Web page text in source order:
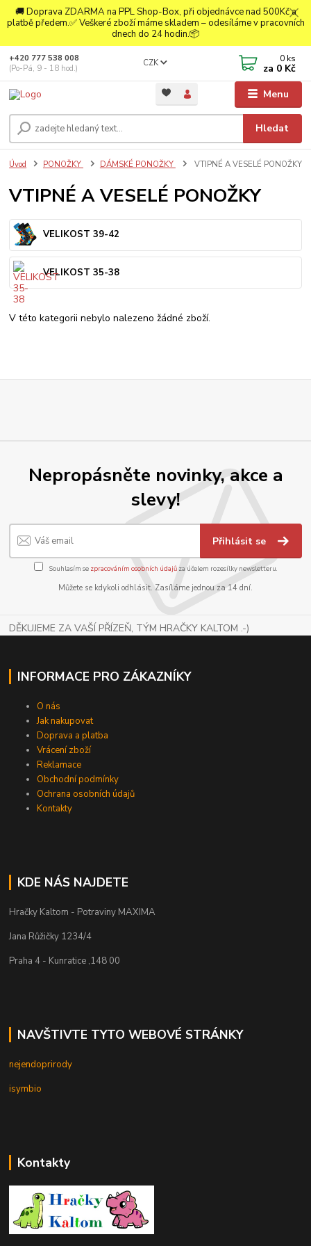
🚚 Doprava ZDARMA na PPL Shop-Box, při objednávce nad 500Kč a
platbě předem.✅ Veškeré zboží máme skladem – odesíláme v pracovních
dnech do 24 hodin.📦
Menu
CZK
Hledat
+420 777 538 008
(Po-Pá, 9 - 18 hod.)
0 ks
za 0 Kč
Úvod PONOŽKY DÁMSKÉ PONOŽKY VTIPNÉ A VESELÉ PONOŽKY
VTIPNÉ A VESELÉ PONOŽKY
VELIKOST 39-42
VELIKOST 35-38
V této kategorii nebylo nalezeno žádné zboží.
Nepropásněte novinky, akce a
slevy!
Přihlásit se
Souhlasím se zpracováním osobních údajůza účelem rozesílky newsletteru.
Můžete se kdykoli odhlásit. Zasíláme jednou za 14 dní.
DĚKUJEME ZA VAŠÍ PŘÍZEŇ, TÝM HRAČKY KALTOM .-)
INFORMACE PRO ZÁKAZNÍKY
O nás
Jak nakupovat
Doprava a platba
Vrácení zboží
Reklamace
Obchodní podmínky
Ochrana osobních údajů
Kontakty
KDE NÁS NAJDETE
Hračky Kaltom - Potraviny MAXIMA
Jana Růžičky 1234/4
Praha 4 - Kunratice ,148 00
NAVŠTIVTE TYTO WEBOVÉ STRÁNKY
nejendoprirody
isymbio
Kontakty